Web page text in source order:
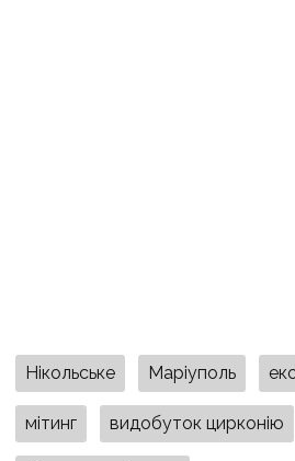
Нікольське Маріуполь
мітинг видобуток цирконію